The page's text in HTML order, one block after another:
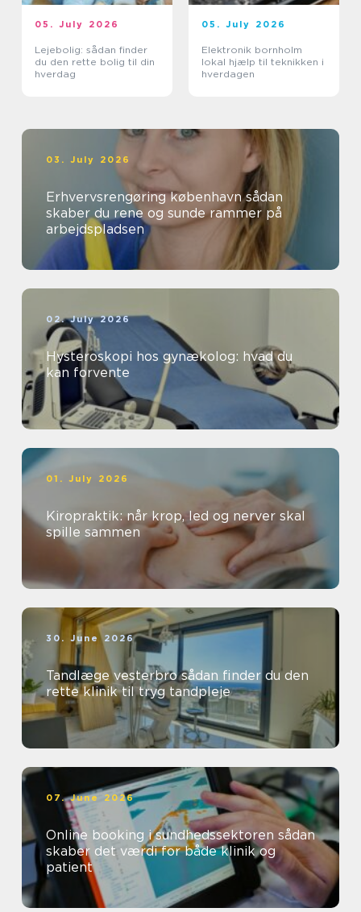
05. July 2026
Lejebolig: sådan finder
du den rette bolig til din
hverdag
05. July 2026
Elektronik bornholm
lokal hjælp til teknikken i
hverdagen
03. July 2026
Erhvervsrengøring københavn sådan
skaber du rene og sunde rammer på
arbejdspladsen
02. July 2026
Hysteroskopi hos gynækolog: hvad du
kan forvente
01. July 2026
Kiropraktik: når krop, led og nerver skal
spille sammen
30. June 2026
Tandlæge vesterbro sådan finder du den
rette klinik til tryg tandpleje
07. June 2026
Online booking i sundhedssektoren sådan
skaber det værdi for både klinik og
patient